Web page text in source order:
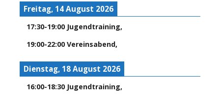
Freitag, 14 August 2026
17:30-19:00 Jugendtraining,
19:00-22:00 Vereinsabend,
Dienstag, 18 August 2026
16:00-18:30 Jugendtraining,